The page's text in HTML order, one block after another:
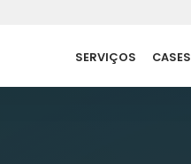
SERVIÇOS CASES